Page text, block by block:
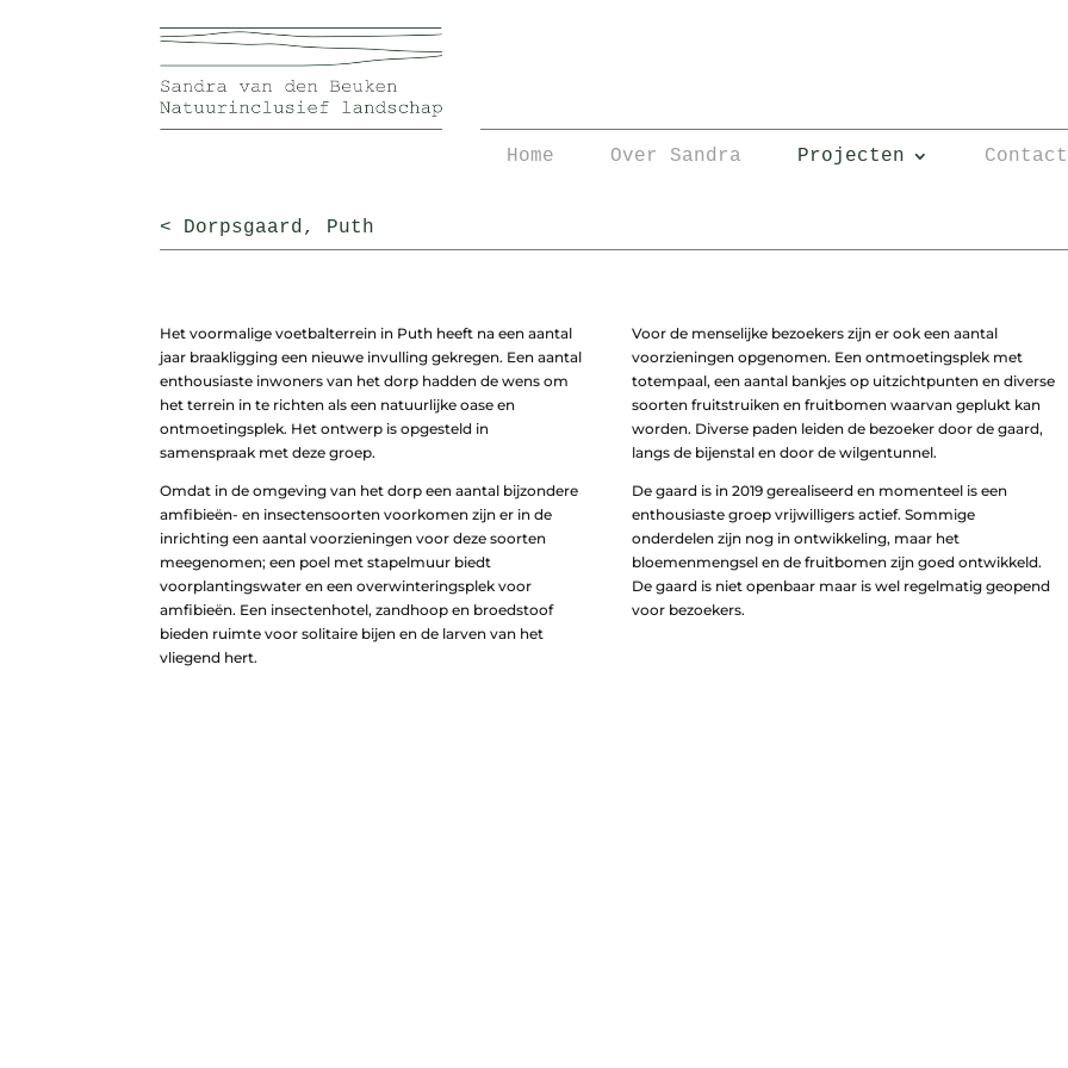
Home Over Sandra Projecten Contact
< Dorpsgaard, Puth
Het voormalige voetbalterrein in Puth heeft na een aantal
jaar braakligging een nieuwe invulling gekregen. Een aantal
enthousiaste inwoners van het dorp hadden de wens om
het terrein in te richten als een natuurlijke oase en
ontmoetingsplek. Het ontwerp is opgesteld in
samenspraak met deze groep.
Omdat in de omgeving van het dorp een aantal bijzondere
amfibieën- en insectensoorten voorkomen zijn er in de
inrichting een aantal voorzieningen voor deze soorten
meegenomen; een poel met stapelmuur biedt
voorplantingswater en een overwinteringsplek voor
amfibieën. Een insectenhotel, zandhoop en broedstoof
bieden ruimte voor solitaire bijen en de larven van het
vliegend hert.
Voor de menselijke bezoekers zijn er ook een aantal
voorzieningen opgenomen. Een ontmoetingsplek met
totempaal, een aantal bankjes op uitzichtpunten en diverse
soorten fruitstruiken en fruitbomen waarvan geplukt kan
worden. Diverse paden leiden de bezoeker door de gaard,
langs de bijenstal en door de wilgentunnel.
De gaard is in 2019 gerealiseerd en momenteel is een
enthousiaste groep vrijwilligers actief. Sommige
onderdelen zijn nog in ontwikkeling, maar het
bloemenmengsel en de fruitbomen zijn goed ontwikkeld.
De gaard is niet openbaar maar is wel regelmatig geopend
voor bezoekers.